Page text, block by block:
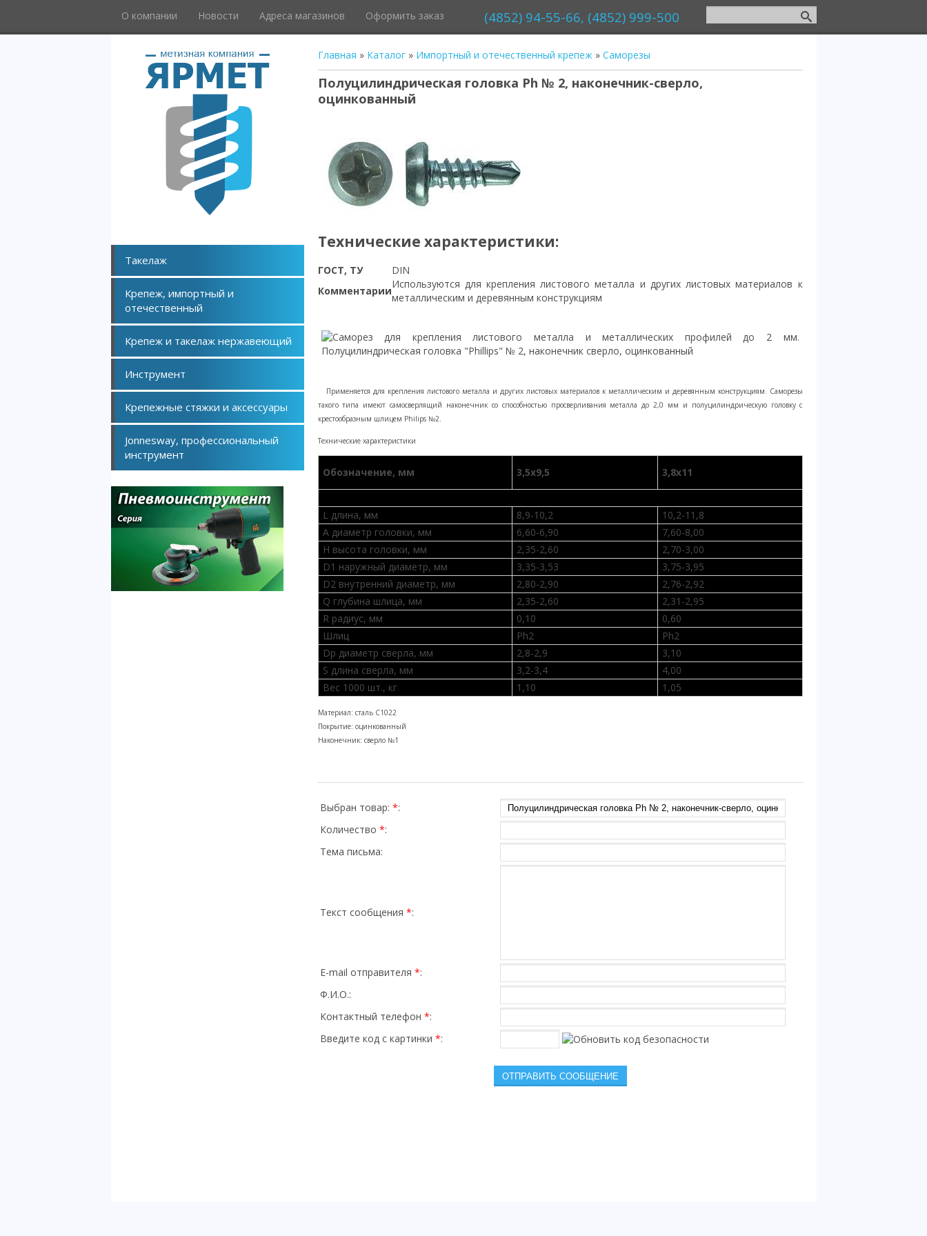
О компании Новости Адреса магазинов Оформить заказ (4852) 94-55-66, (4852) 999-500
Главная » Каталог» Импортный и отечественный крепеж» Саморезы
Полуцилиндрическая головка Ph № 2, наконечник-сверло,
оцинкованный
Технические характеристики:
ГОСТ, ТУ
DIN
Комментарии
Используются для крепления листового металла и других листовых материалов к
металлическим и деревянным конструкциям
Применяется для крепления листового металла и других листовых материалов к металлическим и деревянным конструкциям. Саморезы
такого типа имеют самосверлящий наконечник со способностью просверливания металла до 2,0 мм и полуцилиндрическую головку с
крестообразным шлицем Philips №2.
Технические характеристики
Обозначение, мм 3,5х9,5 3,8х11
L длина, мм 8,9-10,2
10,2-11,8
A диаметр головки, мм
6,60-6,90
7,60-8,00
H высота головки, мм
2,35-2,60
2,70-3,00
D1 наружный диаметр, мм
3,35-3,53
3,75-3,95
D2 внутренний диаметр, мм
2,80-2,90
2,76-2,92
Q глубина шлица, мм
2,35-2,60
2,31-2,95
R радиус, мм
0,10
0,60
Шлиц
Ph2
Ph2
Dp диаметр сверла, мм
2,8-2,9
3,10
S длина сверла, мм
3,2-3,4
4,00
Вес 1000 шт., кг
1,10 1,05
Материал: сталь C1022
Покрытие: оцинкованный
Наконечник: сверло №1
Выбран товар: *:
Количество *:
Тема письма:
Текст сообщения *:
E-mail отправителя *:
Ф.И.О.:
Контактный телефон *:
Введите код с картинки *:
Такелаж
Крепеж, импортный и
отечественный
Крепеж и такелаж нержавеющий
Инструмент
Крепежные стяжки и аксессуары
Jonnesway, профессиональный
инструмент